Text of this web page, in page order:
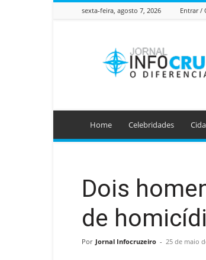
sexta-feira, agosto 7, 2026 Entrar /
Info
Home Celebridades
Dois
de
Por Jornal Infocruzeiro - 25 de maio